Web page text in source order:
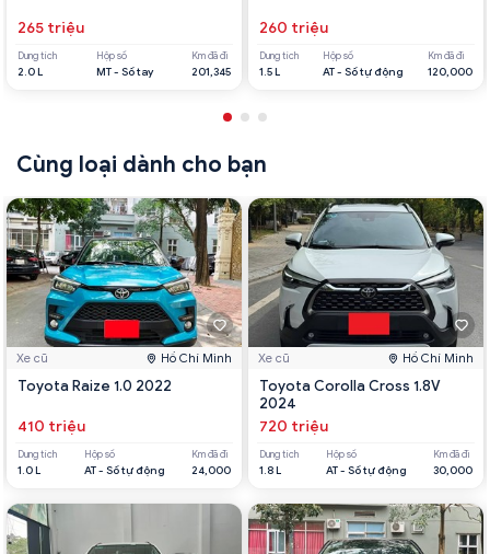
265 triệu
Dung tích
2.0 L
Hộp số
MT - Số tay
Km đã đi
201,345
260 triệu
Dung tích
1.5 L
Hộp số
AT - Số tự động
Km đã đi
120,000
Cùng loại dành cho bạn
Xe cũ Hồ Chí Minh
Toyota Raize 1.0 2022
410 triệu
Dung tích
1.0 L
Hộp số
AT - Số tự động
Km đã đi
24,000
Xe cũ Hồ Chí Minh
Toyota Corolla Cross 1.8V
2024
720 triệu
Dung tích
1.8 L
Hộp số
AT - Số tự động
Km đã đi
30,000